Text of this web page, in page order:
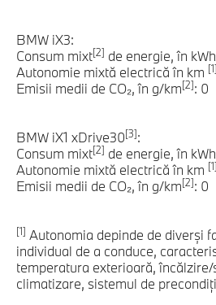
BMW iX3:
Consum mixt[2] de energie, în
Autonomie mixtă electrică în km
Emisii medii de CO₂, în g/km[2]: 0
BMW iX1 xDrive30[3]:
Consum mixt[2] de energie, în
Autonomie mixtă electrică în km
Emisii medii de CO₂, în g/km[2]: 0
[1] Autonomia depinde de diverşi
individual de a conduce,
temperatura exterioară,
climatizare, sistemul de